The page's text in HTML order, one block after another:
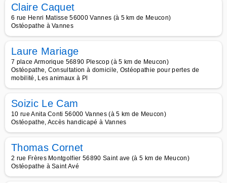
Claire Caquet
6 rue Henri Matisse 56000 Vannes (à 5 km de Meucon)
Ostéopathe à Vannes
Laure Mariage
7 place Armorique 56890 Plescop (à 5 km de Meucon)
Ostéopathe, Consultation à domicile, Ostéopathie pour pertes de
mobilité, Les animaux à Pl
Soizic Le Cam
10 rue Anita Conti 56000 Vannes (à 5 km de Meucon)
Ostéopathe, Accès handicapé à Vannes
Thomas Cornet
2 rue Frères Montgolfier 56890 Saint ave (à 5 km de Meucon)
Ostéopathe à Saint Avé